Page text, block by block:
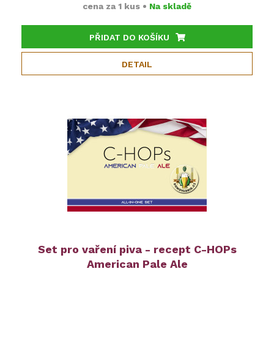
cena za 1 kus • Na skladě
PŘIDAT DO KOŠÍKU
DETAIL
Set pro vaření piva - recept C-HOPs
American Pale Ale